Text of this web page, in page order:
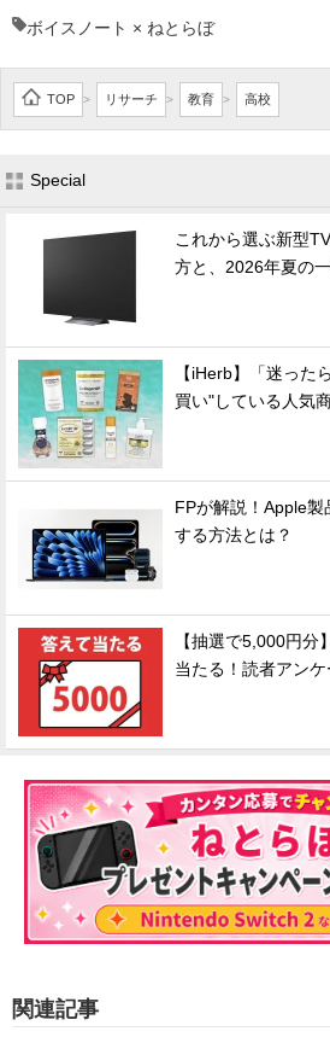
ボイスノート × ねとらぼ
TOP > リサーチ > 教育 > 高校
Special
これから選ぶ新型
方と、2026年夏の
【iHerb】「迷った
買い"している人気
FPが解説！Apple
する方法とは？
【抽選で5,000円分
当たる！読者アン
関連記事